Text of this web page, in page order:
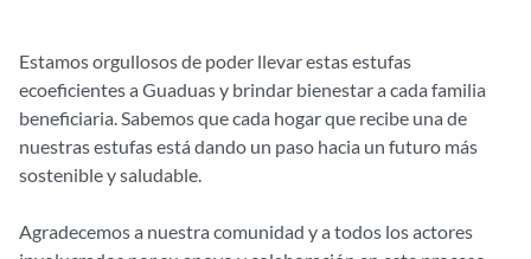
Estamos orgullosos de poder llevar estas estufas
ecoeficientes a Guaduas y brindar bienestar a cada familia
beneficiaria. Sabemos que cada hogar que recibe una de
nuestras estufas está dando un paso hacia un futuro más
sostenible y saludable.
Agradecemos a nuestra comunidad y a todos los actores